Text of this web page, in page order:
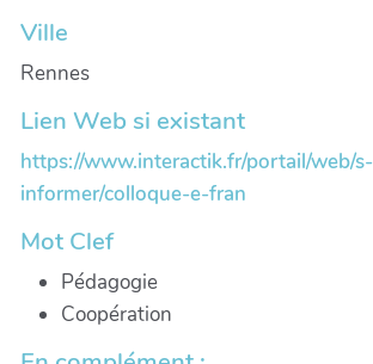
Ville
Rennes
Lien Web si existant
https://www.interactik.fr/portail/web/s-
informer/colloque-e-fran
Mot Clef
Pédagogie
Coopération